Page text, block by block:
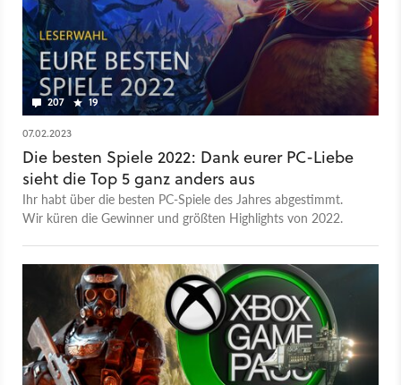
207 19
07.02.2023
Die besten Spiele 2022: Dank eurer PC-Liebe
sieht die Top 5 ganz anders aus
Ihr habt über die besten PC-Spiele des Jahres abgestimmt.
Wir küren die Gewinner und größten Highlights von 2022.